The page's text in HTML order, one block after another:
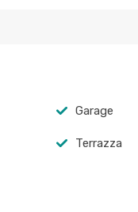
Garage
Terrazza